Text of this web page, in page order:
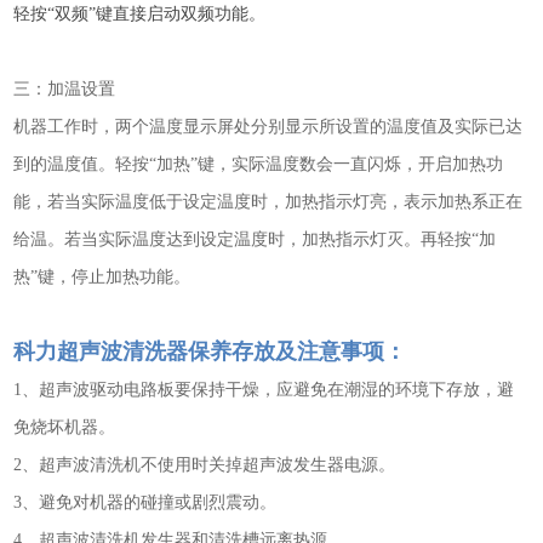
轻按“双频”键直接启动双频功能。
三：加温设置
机器工作时，两个温度显示屏处分别显示所设置的温度值及实际已达
到的温度值。轻按“加热”键，实际温度数会一直闪烁，开启加热功
能，若当实际温度低于设定温度时，加热指示灯亮，表示加热系正在
给温。若当实际温度达到设定温度时，加热指示灯灭。再轻按“加
热”键，停止加热功能。
科力超声波清洗器保养存放及注意事项：
1、超声波驱动电路板要保持干燥，应避免在潮湿的环境下存放，避
免烧坏机器。
2、超声波清洗机不使用时关掉超声波发生器电源。
3、避免对机器的碰撞或剧烈震动。